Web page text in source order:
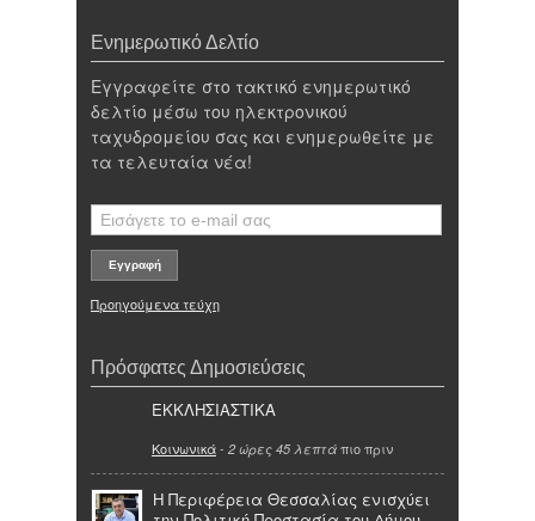
Ενημερωτικό Δελτίο
Εγγραφείτε στο τακτικό ενημερωτικό
δελτίο μέσω του ηλεκτρονικού
ταχυδρομείου σας και ενημερωθείτε με
τα τελευταία νέα!
Προηγούμενα τεύχη
Πρόσφατες Δημοσιεύσεις
ΕΚΚΛΗΣΙΑΣΤΙΚΑ
Κοινωνικά- 2 ώρες 45 λεπτά πιο πριν
Η Περιφέρεια Θεσσαλίας ενισχύει